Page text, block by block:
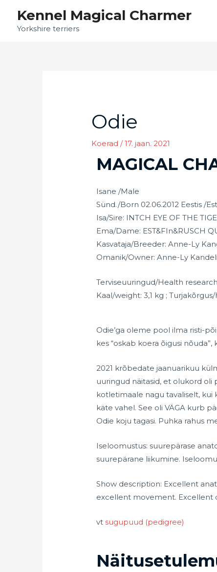
content
Kennel Magical Charmer
Yorkshire terriers
Odie
Koerad /17. jaan. 2021
MAGICAL
Isane /Male
Sünd./Born 02.06.2012 Eestis /
Isa/Sire: INTCH EYE OF THE
Ema/Dame: EST&FIn&RUSCH
Kasvataja/Breeder: Anne-Ly
Omanik/Owner: Anne-Ly
Terviseuuringud/Health
Kaal/weight: 3,1 kg ;
Odie’ga oleme pool ilma risti-
kes “oskab koera õigusi
2021 krõbedate jaanuarikuu
uuringud näitasid, et olukord oli
kotletimaale nagu tavaliselt, kui
käte vahel. See oli VÄGA kurb
Odie koju tagasi. Puhka rahus
Iseloomustus: suurepärase
suurepärane liikumine.
Show description: Excellent
excellent movement. Excellent
vtsugupuud (pedigree)